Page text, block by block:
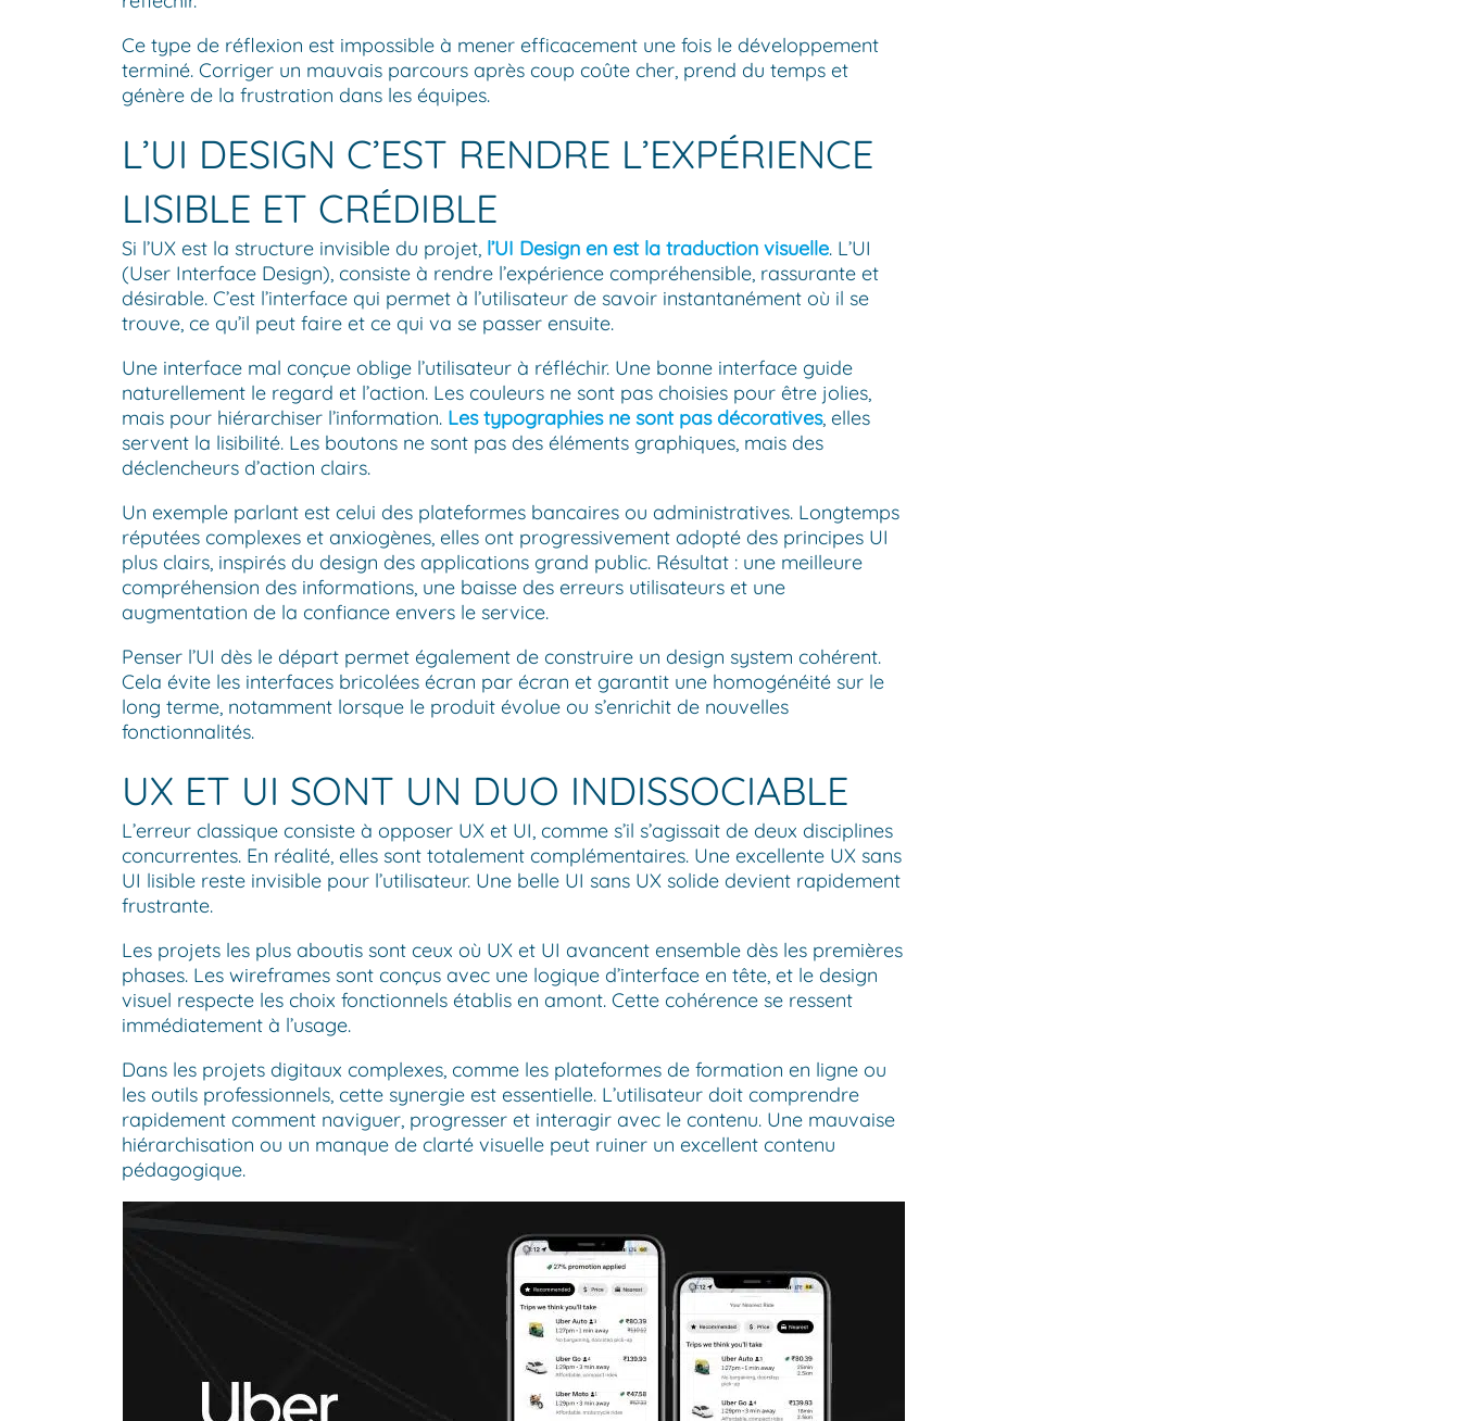
Ce type de réflexion est impossible à mener efficacement une fois le développement
terminé. Corriger un mauvais parcours après coup coûte cher, prend du temps et
génère de la frustration dans les équipes.
L’UI DESIGN C’EST RENDRE L’EXPÉRIENCE
LISIBLE ET CRÉDIBLE
Si l’UX est la structure invisible du projet, l’UI Design en est la traduction visuelle. L’UI
(User Interface Design), consiste à rendre l’expérience compréhensible, rassurante et
désirable. C’est l’interface qui permet à l’utilisateur de savoir instantanément où il se
trouve, ce qu’il peut faire et ce qui va se passer ensuite.
Une interface mal conçue oblige l’utilisateur à réfléchir. Une bonne interface guide
naturellement le regard et l’action. Les couleurs ne sont pas choisies pour être jolies,
mais pour hiérarchiser l’information. Les typographies ne sont pas décoratives, elles
servent la lisibilité. Les boutons ne sont pas des éléments graphiques, mais des
déclencheurs d’action clairs.
Un exemple parlant est celui des plateformes bancaires ou administratives. Longtemps
réputées complexes et anxiogènes, elles ont progressivement adopté des principes UI
plus clairs, inspirés du design des applications grand public. Résultat : une meilleure
compréhension des informations, une baisse des erreurs utilisateurs et une
augmentation de la confiance envers le service.
Penser l’UI dès le départ permet également de construire un design system cohérent.
Cela évite les interfaces bricolées écran par écran et garantit une homogénéité sur le
long terme, notamment lorsque le produit évolue ou s’enrichit de nouvelles
fonctionnalités.
UX ET UI SONT UN DUO INDISSOCIABLE
L’erreur classique consiste à opposer UX et UI, comme s’il s’agissait de deux disciplines
concurrentes. En réalité, elles sont totalement complémentaires. Une excellente UX sans
UI lisible reste invisible pour l’utilisateur. Une belle UI sans UX solide devient rapidement
frustrante.
Les projets les plus aboutis sont ceux où UX et UI avancent ensemble dès les premières
phases. Les wireframes sont conçus avec une logique d’interface en tête, et le design
visuel respecte les choix fonctionnels établis en amont. Cette cohérence se ressent
immédiatement à l’usage.
Dans les projets digitaux complexes, comme les plateformes de formation en ligne ou
les outils professionnels, cette synergie est essentielle. L’utilisateur doit comprendre
rapidement comment naviguer, progresser et interagir avec le contenu. Une mauvaise
hiérarchisation ou un manque de clarté visuelle peut ruiner un excellent contenu
pédagogique.